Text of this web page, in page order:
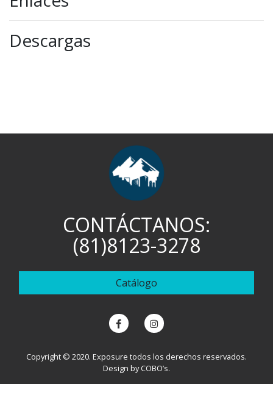
Descargas
CONTÁCTANOS:
(81)8123-3278
Catálogo
Copyright © 2020. Exposure todos los derechos reservados.
Design byCOBO’s.